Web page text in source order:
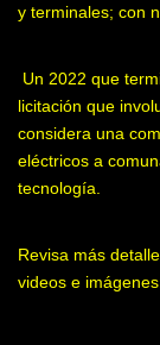
y terminales; con
Un 2022 que
licitación que
considera una
eléctricos a
tecnología.
Revisa más
videos e